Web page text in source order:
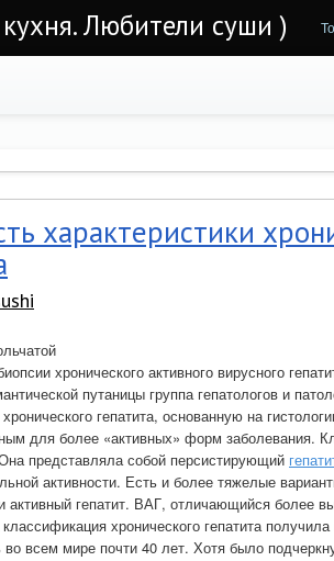
Любители суши )
характеристики
хронического активного вирусного
путаницы группа гепатологов и
гепатита, основанную на
для более «активных» форм заболевания.
представляла собой персистирующий
активности. Есть и более тяжелые
активный гепатит. ВАГ, отличающийся более
хронического гепатита
во всем мире почти 40 лет. Хотя было